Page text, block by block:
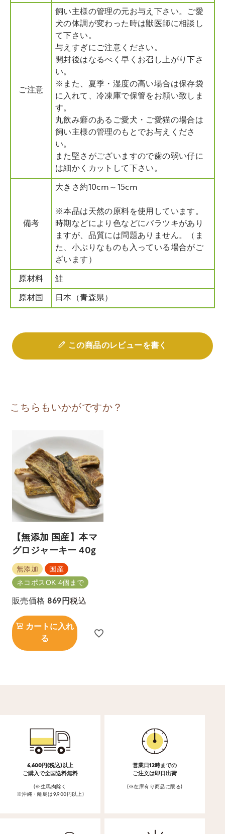
ご注意
飼い主様の管理の元お与え下さい。ご愛
犬の体調が変わった時は獣医師に相談し
て下さい。
与えすぎにご注意ください。
開封後はなるべく早くお召し上がり下さ
い。
※また、夏季・湿度の高い場合は保存袋
に入れて、冷凍庫で保管をお願い致しま
す。
丸飲み癖のあるご愛犬・ご愛猫の場合は
飼い主様の管理のもとでお与えくださ
い。
また堅さがございますので歯の弱い仔に
は細かくカットして下さい。
備考
大きさ約10cm～15cm
※本品は天然の原料を使用しています。
時期などにより色などにバラツキがあり
ますが、品質には問題ありません。（ま
た、小ぶりなものも入っている場合がご
ざいます）
原材料 鮭
原材国 日本（青森県）
この商品のレビューを書く
こちらもいかがですか？
【無添加 国産】本マ
グロジャーキー 40g
無添加
国産
ネコポスOK 4個まで
販売価格 869 税込
カートに入れ
る
6,600円(税込)以上
ご購入で全国送料無料
(※生馬肉除く
※沖縄・離島は9,900円以上)
営業日12時までの
ご注文は即日出荷
(※在庫有り商品に限る)